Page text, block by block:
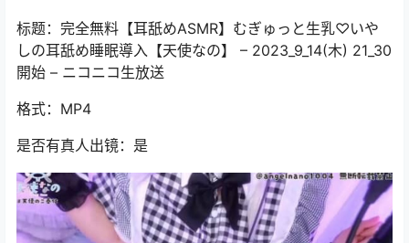
标题：完全無料【耳舐めASMR】むぎゅっと生乳♡いや
しの耳舐め睡眠導入【天使なの】 – 2023_9_14(木) 21_30
開始 – ニコニコ生放送
格式：MP4
是否有真人出镜：是